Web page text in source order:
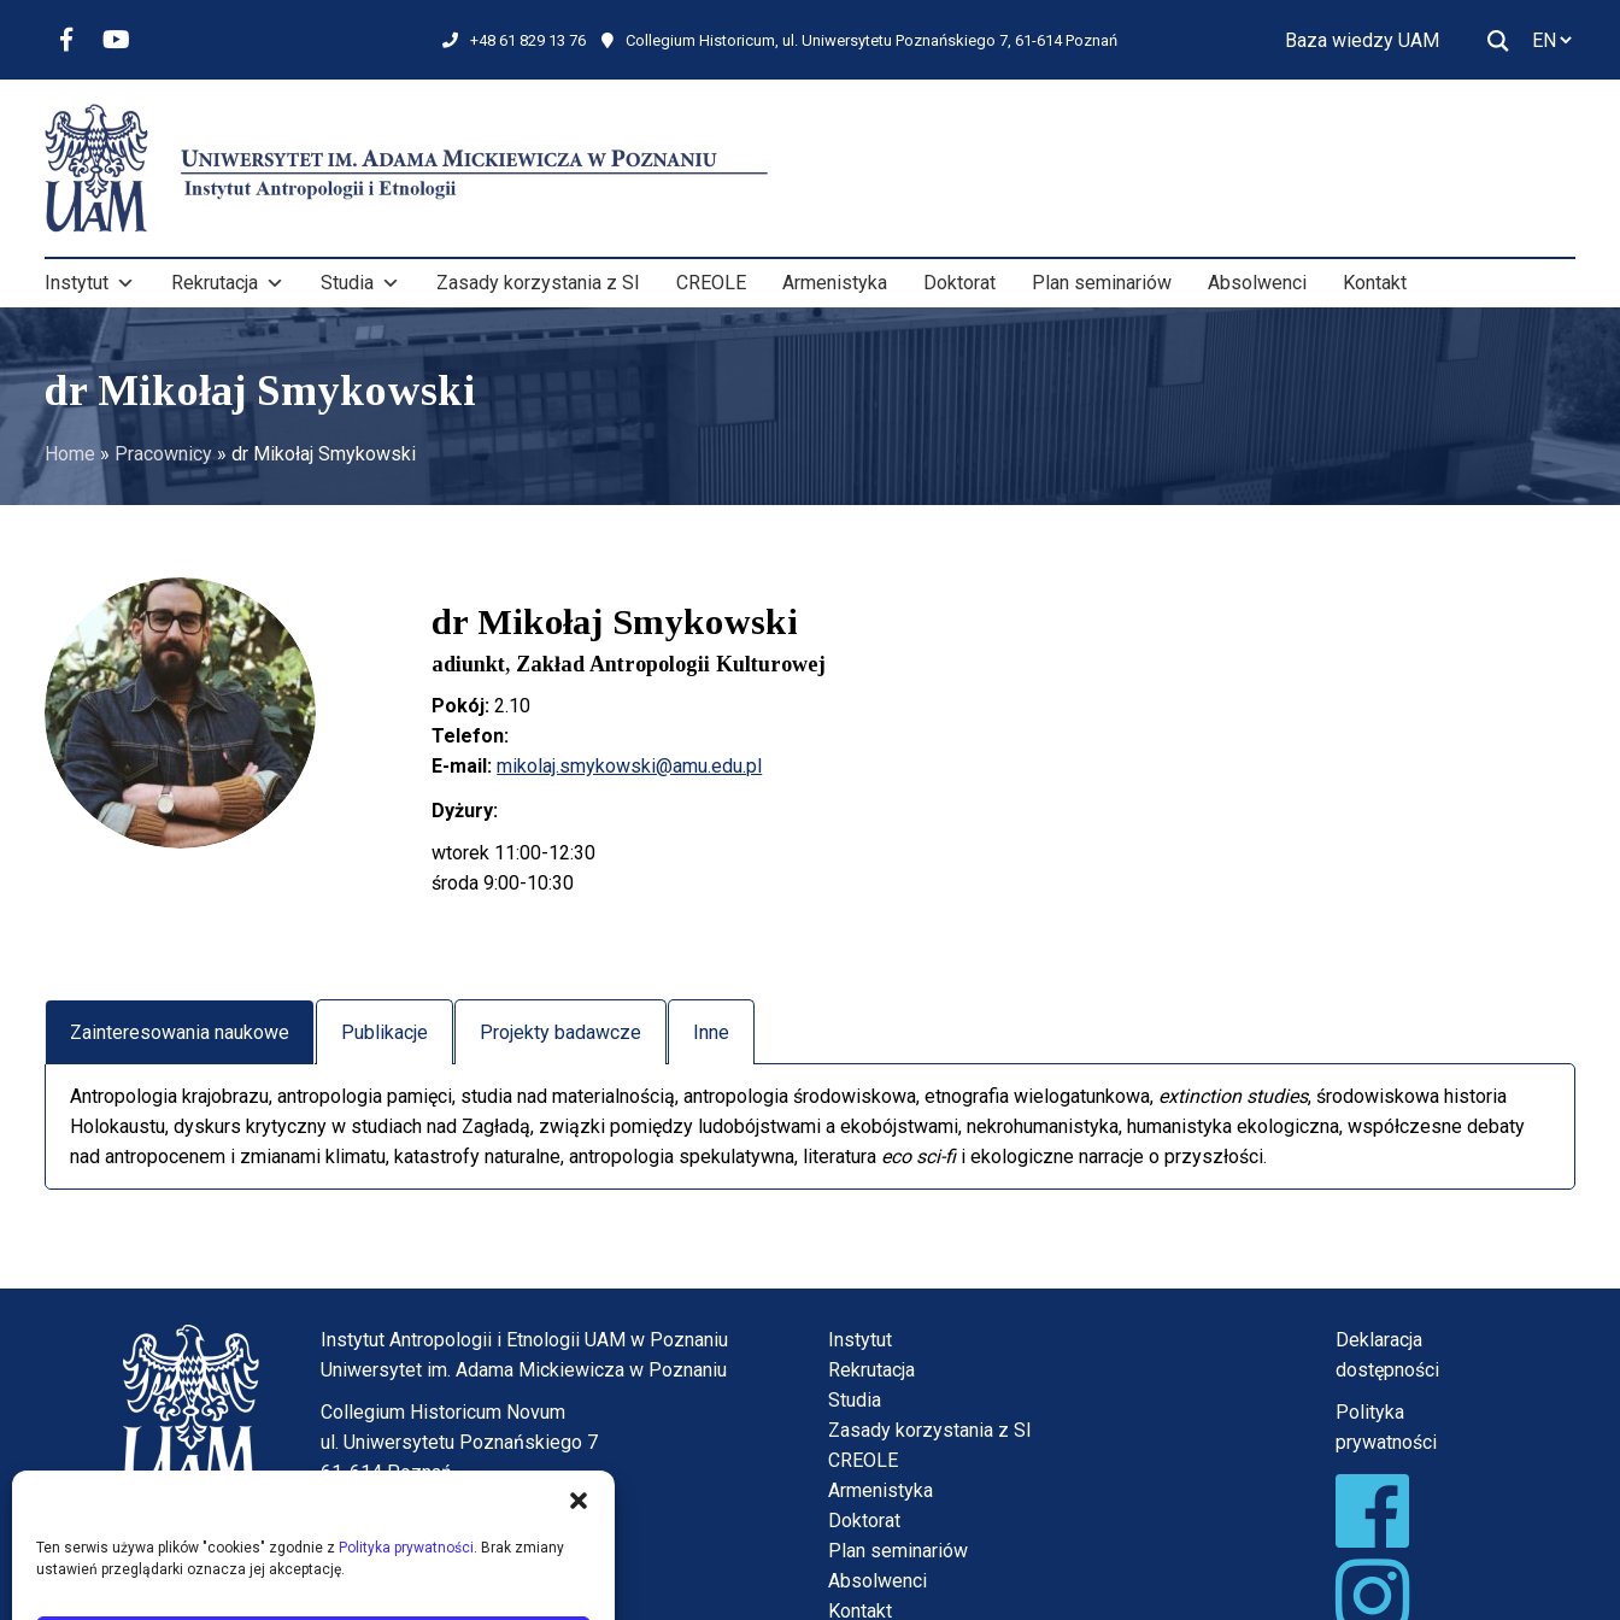
Ten serwis używa plików "cookies" zgodnie z Polityka prywatności. Brak zmiany
ustawień przeglądarki oznacza jej akceptację.
+48 61 829 13 76 Collegium Historicum, ul. Uniwersytetu Poznańskiego 7, 61-614 Poznań Baza wiedzy UAM
Instytut Rekrutacja Studia Zasady korzystania z SI CREOLE Armenistyka Doktorat Plan seminariów Absolwenci Kontakt
dr Mikołaj Smykowski
Home » Pracownicy» dr Mikołaj Smykowski
dr Mikołaj Smykowski
adiunkt, Zakład Antropologii Kulturowej
Pokój: 2.10
Telefon:
E-mail:mikolaj.smykowski@amu.edu.pl
Dyżury:
wtorek 11:00-12:30
środa 9:00-10:30
Zainteresowania naukowe Publikacje Projekty badawcze Inne
Antropologia krajobrazu, antropologia pamięci, studia nad materialnością, antropologia środowiskowa, etnografia wielogatunkowa, extinction studies, środowiskowa historia
Holokaustu, dyskurs krytyczny w studiach nad Zagładą, związki pomiędzy ludobójstwami a ekobójstwami, nekrohumanistyka, humanistyka ekologiczna, współczesne debaty
nad antropocenem i zmianami klimatu, katastrofy naturalne, antropologia spekulatywna, literatura eco sci-fii ekologiczne narracje o przyszłości.
Instytut Antropologii i Etnologii UAM w Poznaniu
Uniwersytet im. Adama Mickiewicza w Poznaniu
Collegium Historicum Novum
ul. Uniwersytetu Poznańskiego 7
61-614 Poznań
etnolo@amu.edu.pl
Instytut
Rekrutacja
Studia
Zasady korzystania z SI
CREOLE
Armenistyka
Doktorat
Plan seminariów
Absolwenci
Kontakt
Deklaracja
dostępności
Polityka
prywatności